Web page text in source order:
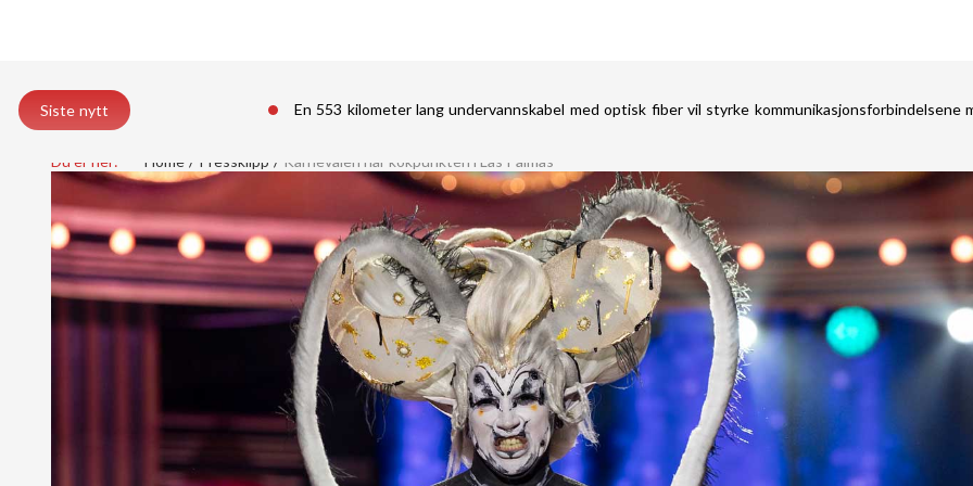
Siste nytt En 553 kilometer lang undervannskabel med optisk fiber vil styrke kommunikasjonsforbindelsene
Du er her: Home Pressklipp Karnevalen når kokpunkten i Las Palmas